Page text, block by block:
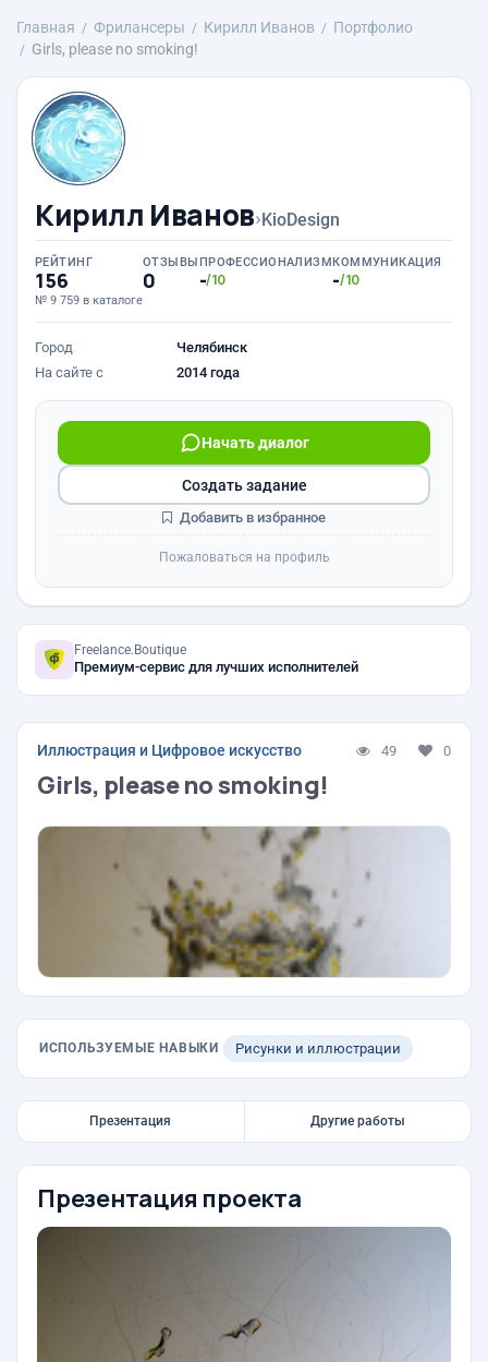
Главная Фрилансеры Кирилл Иванов
Портфолио
Girls, please no smoking!
Кирилл Иванов›KioDesign
РЕЙТИНГ
156
№ 9 759 в каталоге
ОТЗЫВЫ
0
ПРОФЕССИОНАЛИЗМ
-/10
КОММУНИКАЦИЯ
-/10
Город
Челябинск
На сайте с
2014 года
Начать диалог
Создать задание
Добавить в избранное
Пожаловаться на профиль
Freelance.Boutique
Премиум-сервис для лучших исполнителей
Иллюстрация и Цифровое искусство 49 0
Girls, please no smoking!
ИСПОЛЬЗУЕМЫЕ НАВЫКИ Рисунки и иллюстрации
Презентация Другие работы
Презентация проекта